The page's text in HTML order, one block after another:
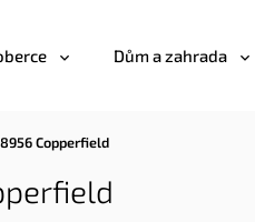
Dům a zahrada
Copperfield